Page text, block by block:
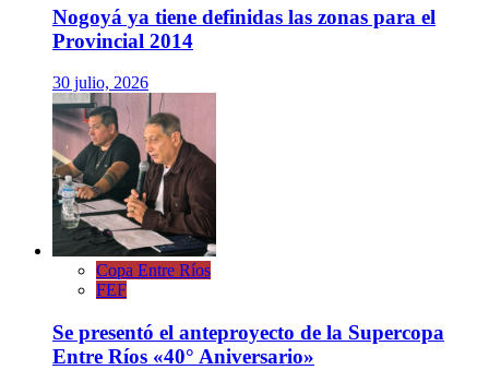
Nogoyá ya tiene definidas las zonas para el
Provincial 2014
30 julio, 2026
Copa Entre Ríos
FEF
Se presentó el anteproyecto de la Supercopa
Entre Ríos «40° Aniversario»